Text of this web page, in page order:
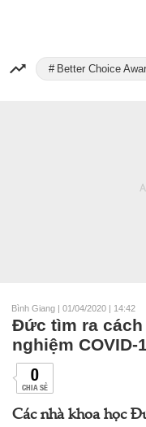
Better Choice
Bình Giang | 01/04/2020 | 14:42
Đức tìm ra
nghiệm COVID-
0
CHIA SẺ
Các nhà khoa học